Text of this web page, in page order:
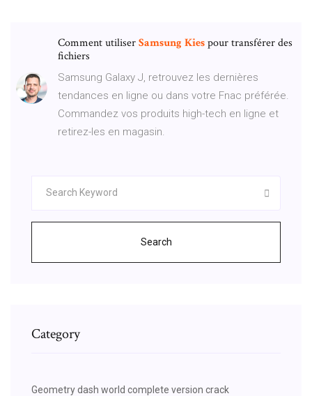
Comment utiliserSamsung Kiespour transférer des
fichiers
Samsung Galaxy J, retrouvez les dernières
tendances en ligne ou dans votre Fnac préférée.
Commandez vos produits high-tech en ligne et
retirez-les en magasin.
Search
Category
Geometry dash world complete version crack